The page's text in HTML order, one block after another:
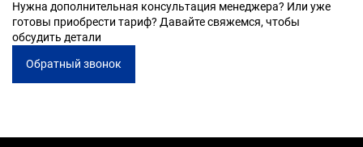
- идеально: 30 градусов на небольших оборотах до 800
- сам карман не гладить (вокруг можно)
35% полиэстер
Нужна дополнительная консультация менеджера? Или уже
готовы приобрести тариф? Давайте свяжемся, чтобы
обсудить детали
Обратный звонок